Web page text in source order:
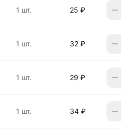
1 шт. 25 ₽
1 шт. 32 ₽
1 шт. 29 ₽
1 шт. 34 ₽